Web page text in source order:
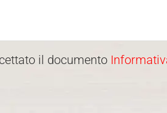
il documento